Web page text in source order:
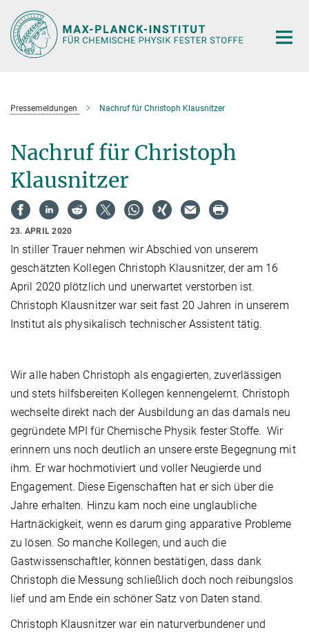
Hauptinhalt
Pressemeldungen Nachruf für Christoph Klausnitzer
Nachruf für Christoph
Klausnitzer
23. APRIL 2020
In stiller Trauer nehmen wir Abschied von unserem
geschätzten Kollegen Christoph Klausnitzer, der am 16
April 2020 plötzlich und unerwartet verstorben ist.
Christoph Klausnitzer war seit fast 20 Jahren in unserem
Institut als physikalisch technischer Assistent tätig.
Wir alle haben Christoph als engagierten, zuverlässigen
und stets hilfsbereiten Kollegen kennengelernt. Christoph
wechselte direkt nach der Ausbildung an das damals neu
gegründete MPI für Chemische Physik fester Stoffe. Wir
erinnern uns noch deutlich an unsere erste Begegnung mit
ihm. Er war hochmotiviert und voller Neugierde und
Engagement. Diese Eigenschaften hat er sich über die
Jahre erhalten. Hinzu kam noch eine unglaubliche
Hartnäckigkeit, wenn es darum ging apparative Probleme
zu lösen. So manche Kollegen, und auch die
Gastwissenschaftler, können bestätigen, dass dank
Christoph die Messung schließlich doch noch reibungslos
lief und am Ende ein schöner Satz von Daten stand.
Christoph Klausnitzer war ein naturverbundener und